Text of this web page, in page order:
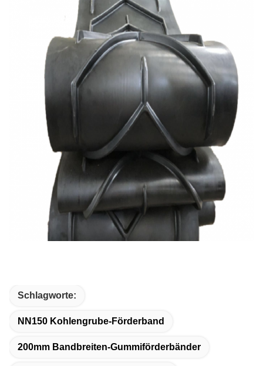
Schlagworte:
NN150 Kohlengrube-Förderband
200mm Bandbreiten-Gummiförderbänder